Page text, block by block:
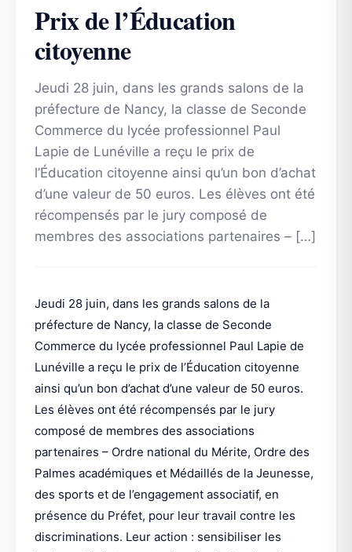
Prix de l’Éducation
citoyenne
Jeudi 28 juin, dans les grands salons de la
préfecture de Nancy, la classe de Seconde
Commerce du lycée professionnel Paul
Lapie de Lunéville a reçu le prix de
l’Éducation citoyenne ainsi qu’un bon d’achat
d’une valeur de 50 euros. Les élèves ont été
récompensés par le jury composé de
membres des associations partenaires – […]
Jeudi 28 juin, dans les grands salons de la
préfecture de Nancy, la classe de Seconde
Commerce du lycée professionnel Paul Lapie de
Lunéville a reçu le prix de l’Éducation citoyenne
ainsi qu’un bon d’achat d’une valeur de 50 euros.
Les élèves ont été récompensés par le jury
composé de membres des associations
partenaires – Ordre national du Mérite, Ordre des
Palmes académiques et Médaillés de la Jeunesse,
des sports et de l’engagement associatif, en
présence du Préfet, pour leur travail contre les
discriminations. Leur action : sensibiliser les